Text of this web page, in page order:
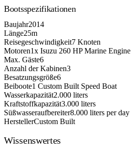
Bootsspezifikationen
Baujahr2014
Länge25m
Reisegeschwindigkeit7 Knoten
Motoren1x Isuzu 260 HP Marine Engine
Max. Gäste6
Anzahl der Kabinen3
Besatzungsgröße6
Beiboote1 Custom Built Speed Boat
Wasserkapazität2.000 liters
Kraftstoffkapazität3.000 liters
Süßwasseraufbereiter8.000 liters per day
HerstellerCustom Built
Wissenswertes